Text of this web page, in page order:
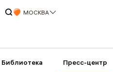
МОСКВА
Библиотека Пресс-центр